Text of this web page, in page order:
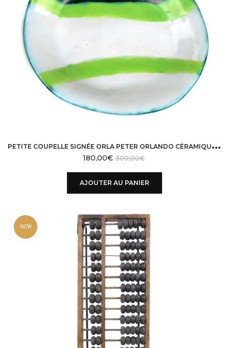
P
ETITE COUPELLE SIGNÉE ORLA PETER ORLANDO CÉRAMIQUE DES ANNÉES 50
300,00€
180,00€
AJOUTER AU PANIER
NEW